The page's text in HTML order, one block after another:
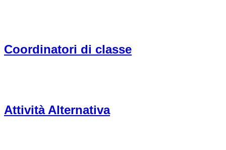
Coordinatori di classe
Attività Alternativa